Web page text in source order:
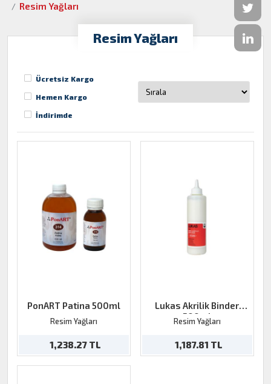
Resim Yağları
Resim Yağları
Ücretsiz Kargo
Hemen Kargo
İndirimde
PonART Patina 500ml
Resim Yağları
1,238.27 TL
Lukas Akrilik Binder
500ml
Resim Yağları
1,187.81 TL